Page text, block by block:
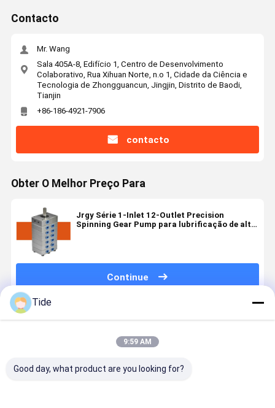
Contacto
Mr. Wang
Sala 405A-8, Edifício 1, Centro de Desenvolvimento
Colaborativo, Rua Xihuan Norte, n.o 1, Cidade da Ciência e
Tecnologia de Zhongguancun, Jingjin, Distrito de Baodi,
Tianjin
+86-186-4921-7906
contacto
Obter O Melhor Preço Para
Jrgy Série 1-Inlet 12-Outlet Precision
Spinning Gear Pump para lubrificação de alta
Continue
Produtos Recomendados
Tide
9:59 AM
Good day, what product are you looking for?